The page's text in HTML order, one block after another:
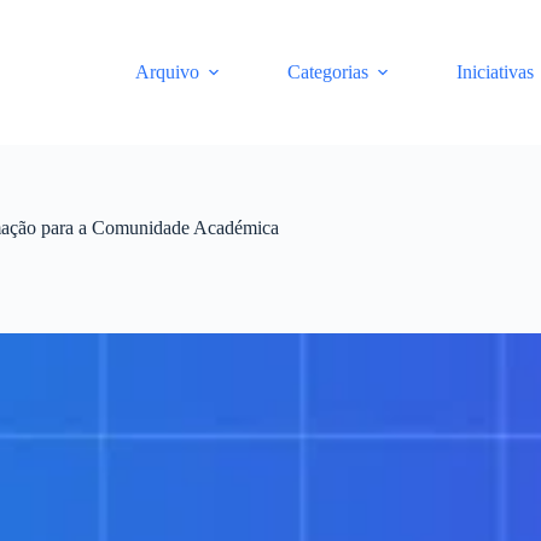
Arquivo Categorias Iniciativas
para a Comunidade Académica